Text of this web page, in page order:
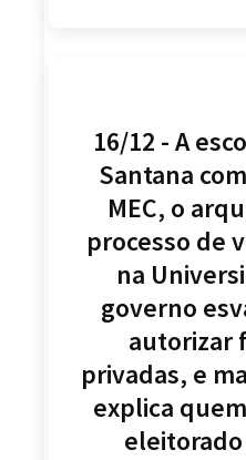
16/12 - A
Santana
MEC, o
processo de
na
governo
autorizar
privadas, e
explica